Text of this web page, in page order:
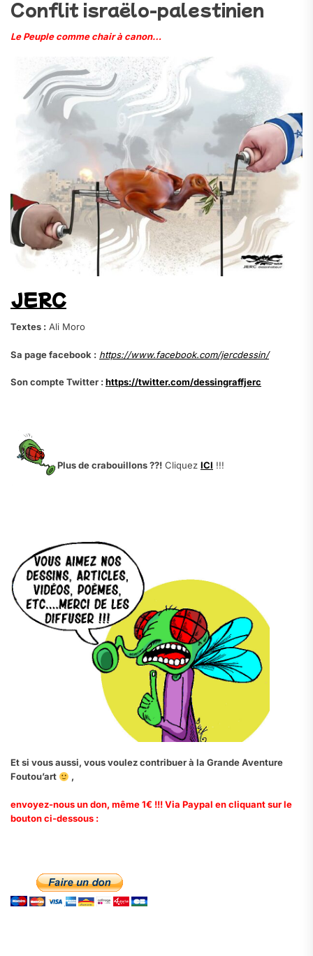
Conflit israëlo-palestinien
Le Peuple comme chair à canon…
JERC
Textes : Ali Moro
Sa page facebook : https://www.facebook.com/jercdessin/
Son compte Twitter :https://twitter.com/dessingraffjerc
Plus de crabouillons ??! Cliquez ICI !!!
Et si vous aussi, vous voulez contribuer à la Grande Aventure
Foutou’art
,
envoyez-nous un don, même 1€ !!! Via Paypal en cliquant sur le
bouton ci-dessous :